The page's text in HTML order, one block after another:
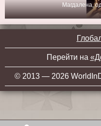
Магдалена,
Перейти на
© 2013 — 2026